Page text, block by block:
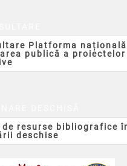
Platforma
publică a proiectelor
resurse bibliografice
deschise